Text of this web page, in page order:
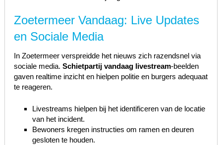
Zoetermeer Vandaag: Live Updates
en Sociale Media
In Zoetermeer verspreidde het nieuws zich razendsnel via
sociale media. Schietpartij vandaag livestream-beelden
gaven realtime inzicht en hielpen politie en burgers adequaat
te reageren.
Livestreams hielpen bij het identificeren van de locatie
van het incident.
Bewoners kregen instructies om ramen en deuren
gesloten te houden.